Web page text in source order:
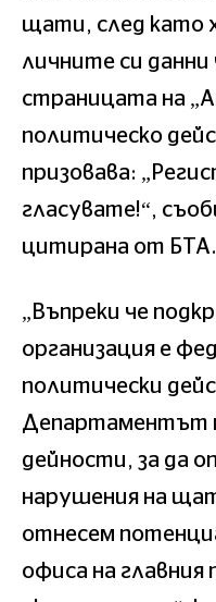
щати, след като
личните си данни
страницата на
политическо
призовава:
гласувате!“,
цитирана от БТА.
„Въпреки че
организация е
политически
Департаментът
дейности, за да
нарушения на
отнесем
офиса на главния